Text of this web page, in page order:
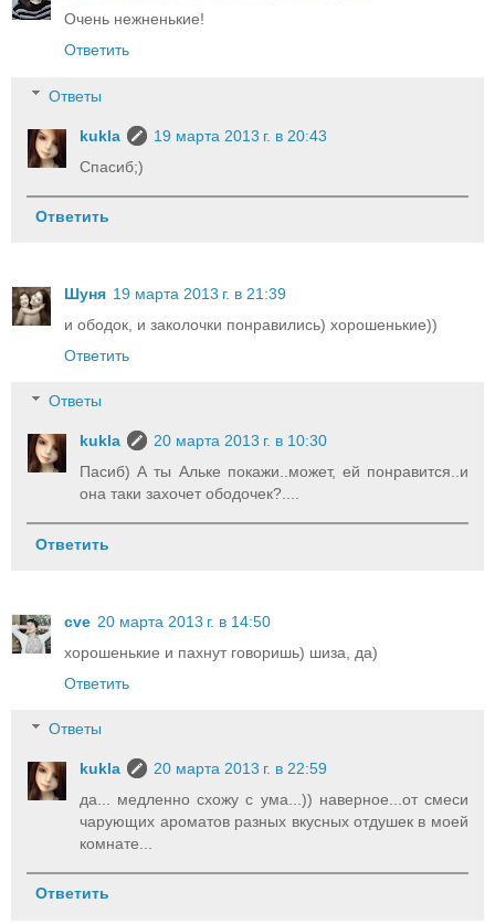
Очень нежненькие!
Ответить
Ответы
kukla
19 марта 2013 г. в 20:43
Спасиб;)
Ответить
Шуня 19 марта 2013 г. в 21:39
и ободок, и заколочки понравились) хорошенькие))
Ответить
Ответы
kukla
20 марта 2013 г. в 10:30
Пасиб) А ты Альке покажи..может, ей понравится..и
она таки захочет ободочек?....
Ответить
cve 20 марта 2013 г. в 14:50
хорошенькие и пахнут говоришь) шиза, да)
Ответить
Ответы
kukla
20 марта 2013 г. в 22:59
да... медленно схожу с ума...)) наверное...от смеси
чарующих ароматов разных вкусных отдушек в моей
комнате...
Ответить